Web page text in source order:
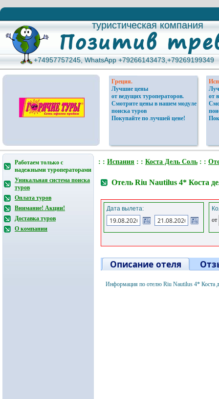
туристическая компания
туристическая компания
+74957757245, WhatsApp +79266143473,+79269199349
+74957757245, WhatsApp +79266143473,+79269199349
Греция.
Лучшие цены
от ведущих туроператоров.
Смотрите цены в нашем модуле
поиска туров
Покупайте по лучшей цене!
от
Работаем только с
надежными туроператорами
Уникальная система поиска
туров
Оплата туров
Внимание! Акции!
Доставка туров
О компании
: : Испания : : Коста Дель Соль : :
Отель Riu Nautilus 4* Коста
Дата вылета:
от
Описание отеля
Информация по отелю Riu Nautilus 4* Коста